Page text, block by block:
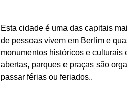
Esta cidade é uma das capitais
de pessoas vivem em Berlim e
monumentos históricos e
abertas, parques e praças são
passar férias ou feriados..